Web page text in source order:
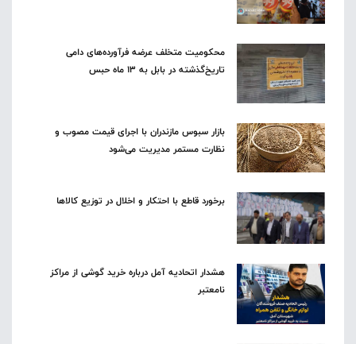
محکومیت متخلف عرضه فرآورده‌های دامی
تاریخ‌گذشته در بابل به ۱۳ ماه حبس
بازار سبوس مازندران با اجرای قیمت مصوب و
نظارت مستمر مدیریت می‌شود
برخورد قاطع با احتکار و اخلال در توزیع کالاها
هشدار اتحادیه آمل درباره خرید گوشی از مراکز
نامعتبر